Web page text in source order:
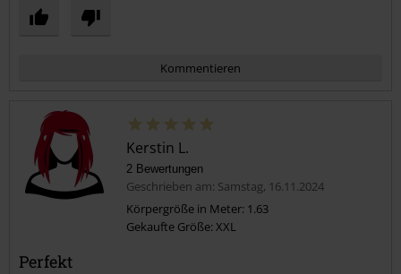
Kommentieren
Kommentar jetzt abschicken!
Kerstin L.
2 Bewertungen
Geschrieben am: Samstag, 16.11.2024
Körpergröße in Meter: 1.63
Gekaufte Größe: XXL
Perfekt